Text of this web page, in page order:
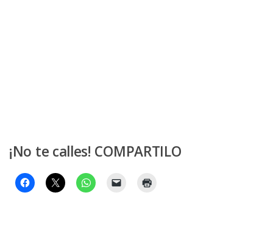
¡No te calles! COMPARTILO